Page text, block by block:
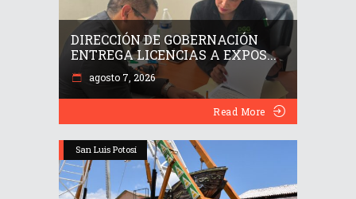
DIRECCIÓN DE GOBERNACIÓN
ENTREGA LICENCIAS A EXPOS...
agosto 7, 2026
Read More
San Luis Potosí